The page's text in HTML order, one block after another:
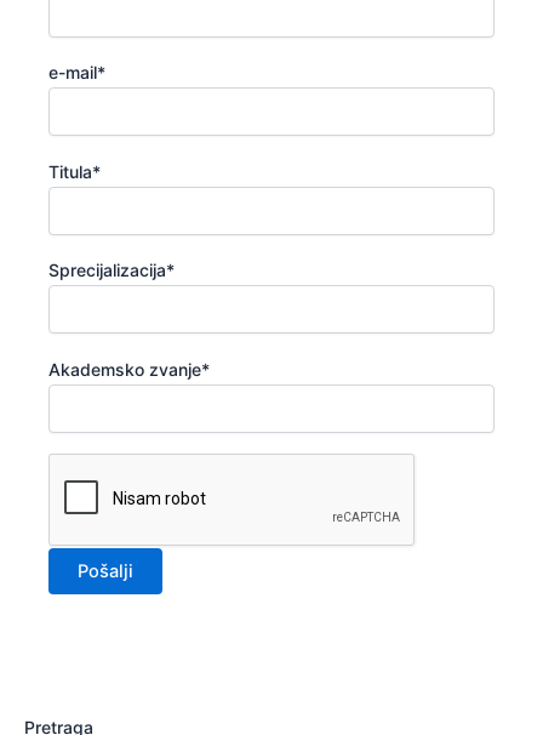
e-mail*
Titula*
Sprecijalizacija*
Akademsko zvanje*
Pretraga